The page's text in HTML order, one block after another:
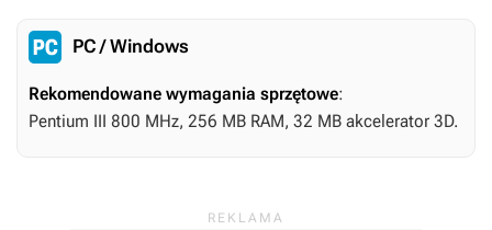
PC / Windows
Rekomendowane wymagania sprzętowe:
Pentium III 800 MHz, 256 MB RAM, 32 MB akcelerator 3D.